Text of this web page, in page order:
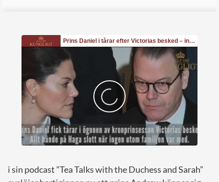
i sin podcast ”Tea Talks with the Duchess and Sarah”